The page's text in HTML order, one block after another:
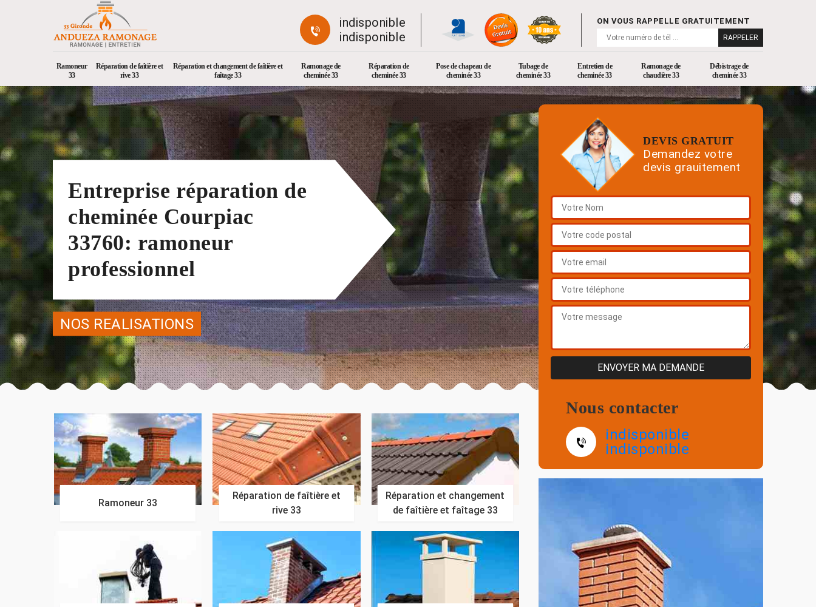
indisponible
indisponible
ON VOUS RAPPELLE GRATUITEMENT
Ramoneur
33
Réparation de faîtière et
rive 33
Réparation et changement de faîtière et
faîtage 33
Ramonage de
cheminée 33
Réparation de
cheminée 33
Pose de chapeau de
cheminée 33
Tubage de
cheminée 33
Entretien de
cheminée 33
Ramonage de
chaudière 33
Débistrage de
cheminée 33
Entreprise réparation de
cheminée Courpiac
33760: ramoneur
professionnel
NOS REALISATIONS
Ramoneur 33
Réparation de faîtière et
rive 33
Réparation et changement
de faîtière et faîtage 33
DEVIS GRATUIT
Demandez votre
devis grauitement
Nous contacter
indisponible
indisponible